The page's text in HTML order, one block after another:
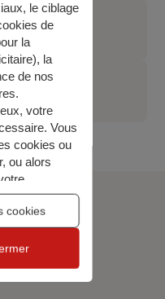
le ciblage
de
la
), la
de nos
votre
Vous
cookies ou
ou alors
Vous
à tout
consulter
des
cookies